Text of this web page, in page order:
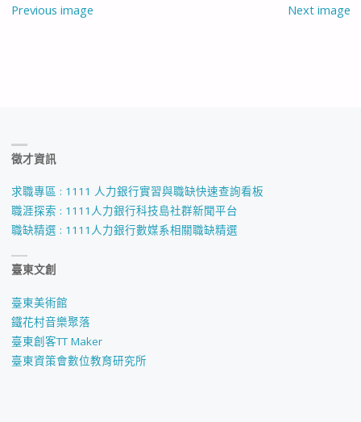
Previous image Next image
徵才資訊
求職專區 : 1111 人力銀行實習與職缺快速查詢看板
職涯探索 : 1111人力銀行科技島社群新聞平台
職缺精選 : 1111人力銀行數媒系相關職缺精選
臺東文創
臺東美術館
鐵花村音樂聚落
臺東創客TT Maker
臺東資策會數位教育研究所